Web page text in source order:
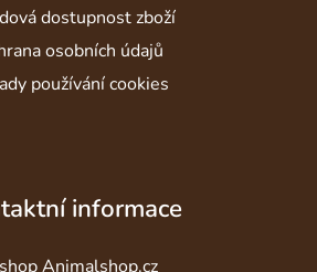
dostupnost zboží
osobních údajů
používání cookies
informace
Animalshop.cz